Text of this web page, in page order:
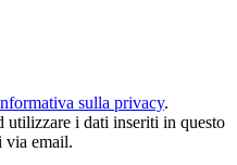
sulla privacy.
utilizzare i dati inseriti in questo
via email.